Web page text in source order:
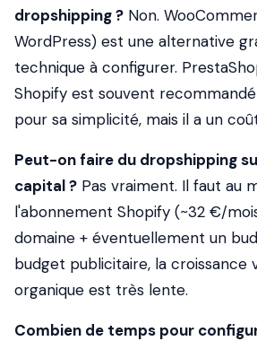
dropshipping ? Non.
WordPress) est une alternative
technique à configurer.
Shopify est souvent
pour sa simplicité, mais il a un
Peut-on faire du dropshipping
capital ? Pas vraiment. Il faut au
l'abonnement Shopify (~32 €/
domaine + éventuellement un
budget publicitaire, la croissance
organique est très lente.
Combien de temps pour